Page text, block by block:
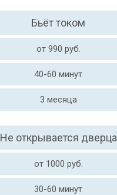
Бьёт током
от 990 руб.
40-60 минут
3 месяца
Не открывается дверца
от 1000 руб.
30-60 минут